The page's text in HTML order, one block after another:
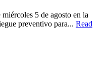
5 de agosto en la
preventivo para... Read